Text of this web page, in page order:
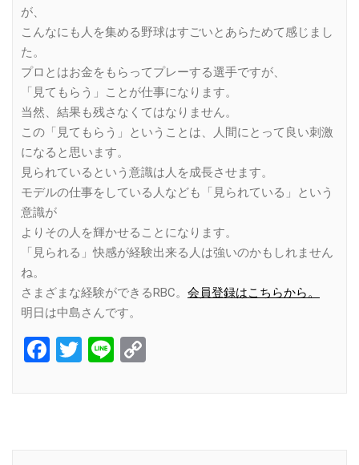
が、
こんなにも人を集める野球はすごいとあらためて感じまし
た。
プロとはお金をもらってプレーする選手ですが、
「見てもらう」ことが仕事になります。
当然、結果も残さなくてはなりません。
この「見てもらう」ということは、人間にとって良い刺激
になると思います。
見られているという意識は人を成長させます。
モデルの仕事をしている人なども「見られている」という
意識が
よりその人を輝かせることになります。
「見られる」快感が経験出来る人は強いのかもしれません
ね。
さまざまな経験ができるRBC。 会員登録はこちらから。
明日は中島さんです。
Facebook
Twitter
Line